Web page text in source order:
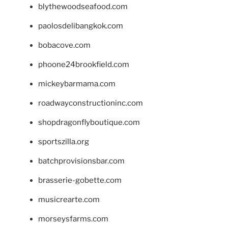
blythewoodseafood.com
paolosdelibangkok.com
bobacove.com
phoone24brookfield.com
mickeybarmama.com
roadwayconstructioninc.com
shopdragonflyboutique.com
sportszilla.org
batchprovisionsbar.com
brasserie-gobette.com
musicrearte.com
morseysfarms.com